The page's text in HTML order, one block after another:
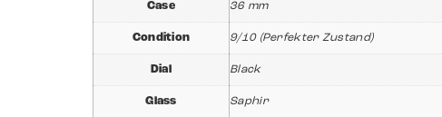
Case 36 mm
Condition 9/10 (Perfekter Zustand)
Dial Black
Glass Saphir